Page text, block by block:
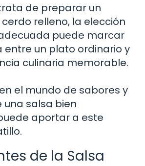
de preparar un
relleno, la elección
puede marcar
entre un plato ordinario y
culinaria memorable.
el mundo de sabores y
salsa bien
aportar a este
de la Salsa